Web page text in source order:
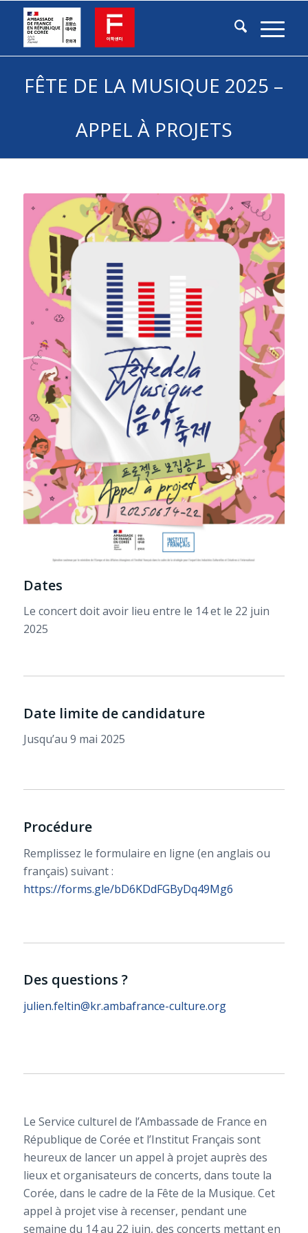
FÊTE DE LA MUSIQUE 2025 –
APPEL À PROJETS
Dates
Le concert doit avoir lieu entre le 14 et le 22 juin
2025
Date limite de candidature
Jusqu’au 9 mai 2025
Procédure
Remplissez le formulaire en ligne (en anglais ou
français) suivant :
https://forms.gle/bD6KDdFGByDq49Mg6
Des questions ?
julien.feltin@kr.ambafrance-culture.org
Le Service culturel de l’Ambassade de France en
République de Corée et l’Institut Français sont
heureux de lancer un appel à projet auprès des
lieux et organisateurs de concerts, dans toute la
Corée, dans le cadre de la Fête de la Musique. Cet
appel à projet vise à recenser, pendant une
semaine du 14 au 22 juin, des concerts mettant en